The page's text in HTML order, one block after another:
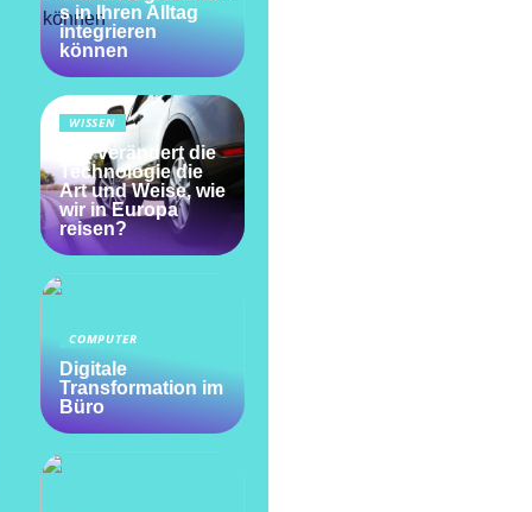
s in Ihren Alltag
integrieren
können
WISSEN
Wie verändert die
Technologie die
Art und Weise, wie
wir in Europa
reisen?
COMPUTER
Digitale
Transformation im
Büro